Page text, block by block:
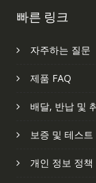
빠른 링크
자주하는 질문
제품 FAQ
배달, 반납 및
보증 및 테스트
개인 정보 정책